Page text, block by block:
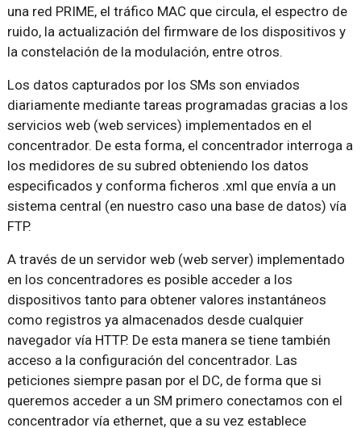
una red PRIME, el tráfico MAC que circula, el espectro de
ruido, la actualización del firmware de los dispositivos y
la constelación de la modulación, entre otros.
Los datos capturados por los SMs son enviados
diariamente mediante tareas programadas gracias a los
servicios web (web services) implementados en el
concentrador. De esta forma, el concentrador interroga a
los medidores de su subred obteniendo los datos
especificados y conforma ficheros .xml que envía a un
sistema central (en nuestro caso una base de datos) vía
FTP.
A través de un servidor web (web server) implementado
en los concentradores es posible acceder a los
dispositivos tanto para obtener valores instantáneos
como registros ya almacenados desde cualquier
navegador vía HTTP. De esta manera se tiene también
acceso a la configuración del concentrador. Las
peticiones siempre pasan por el DC, de forma que si
queremos acceder a un SM primero conectamos con el
concentrador vía ethernet, que a su vez establece